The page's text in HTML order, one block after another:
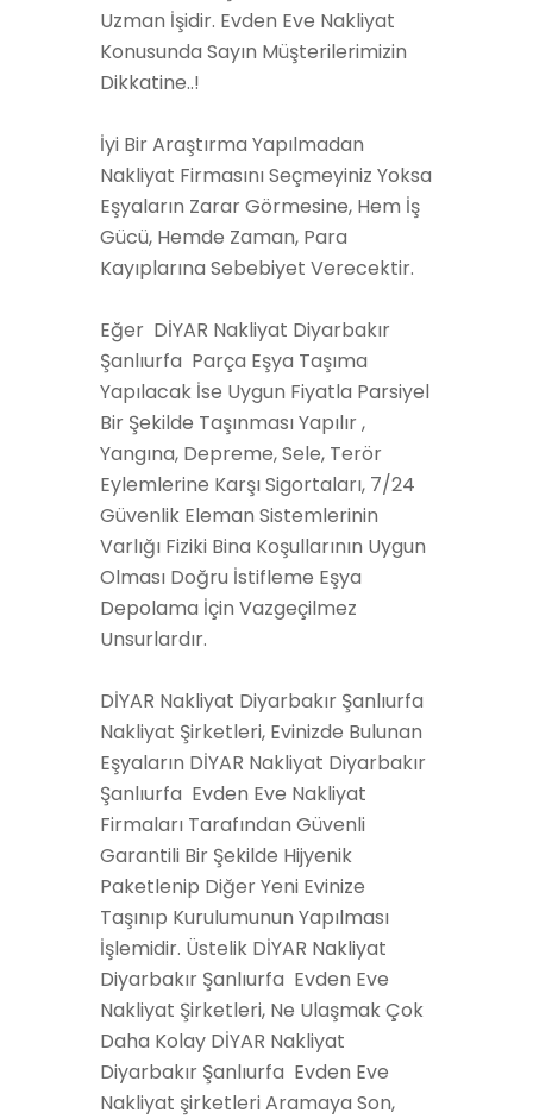
Uzman İşidir. Evden Eve Nakliyat
Konusunda Sayın Müşterilerimizin
Dikkatine..!
İyi Bir Araştırma Yapılmadan
Nakliyat Firmasını Seçmeyiniz Yoksa
Eşyaların Zarar Görmesine, Hem İş
Gücü, Hemde Zaman, Para
Kayıplarına Sebebiyet Verecektir.
Eğer DİYAR Nakliyat Diyarbakır
Şanlıurfa Parça Eşya Taşıma
Yapılacak İse Uygun Fiyatla Parsiyel
Bir Şekilde Taşınması Yapılır ,
Yangına, Depreme, Sele, Terör
Eylemlerine Karşı Sigortaları, 7/24
Güvenlik Eleman Sistemlerinin
Varlığı Fiziki Bina Koşullarının Uygun
Olması Doğru İstifleme Eşya
Depolama İçin Vazgeçilmez
Unsurlardır.
DİYAR Nakliyat Diyarbakır Şanlıurfa
Nakliyat Şirketleri, Evinizde Bulunan
Eşyaların DİYAR Nakliyat Diyarbakır
Şanlıurfa Evden Eve Nakliyat
Firmaları Tarafından Güvenli
Garantili Bir Şekilde Hijyenik
Paketlenip Diğer Yeni Evinize
Taşınıp Kurulumunun Yapılması
İşlemidir. Üstelik DİYAR Nakliyat
Diyarbakır Şanlıurfa Evden Eve
Nakliyat Şirketleri, Ne Ulaşmak Çok
Daha Kolay DİYAR Nakliyat
Diyarbakır Şanlıurfa Evden Eve
Nakliyat şirketleri Aramaya Son,